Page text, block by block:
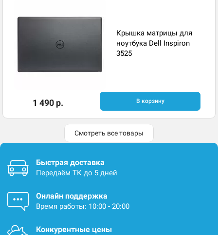
Крышка матрицы для
ноутбука Dell Inspiron
3525
1 490 р. В корзину
Смотреть все товары
Быстрая доставка
Передаём ТК до 5 дней
Онлайн поддержка
Время работы: 10:00 - 20:00
Конкурентные цены